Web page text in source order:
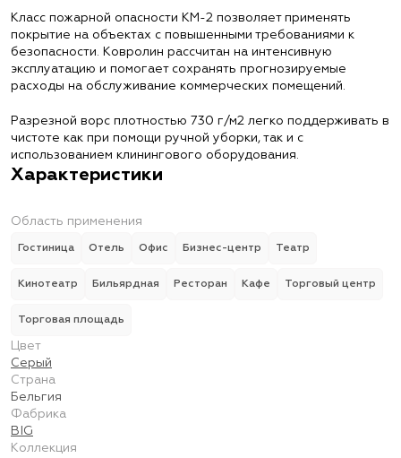
Класс пожарной опасности КМ-2 позволяет применять
покрытие на объектах с повышенными требованиями к
безопасности. Ковролин рассчитан на интенсивную
эксплуатацию и помогает сохранять прогнозируемые
расходы на обслуживание коммерческих помещений.
Разрезной ворс плотностью 730 г/м2 легко поддерживать в
чистоте как при помощи ручной уборки, так и с
использованием клинингового оборудования.
Характеристики
Область применения
Гостиница Отель Офис Бизнес-центр Театр
Кинотеатр Бильярдная Ресторан Кафе Торговый центр
Торговая площадь
Цвет
Серый
Страна
Бельгия
Фабрика
BIG
Коллекция